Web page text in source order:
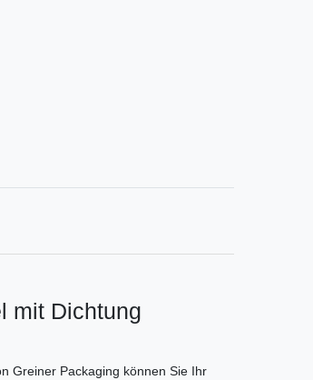
mit Dichtung
Greiner Packaging können Sie Ihr